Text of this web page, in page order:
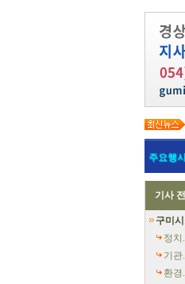
주요행
기사
구미
정치
기관
환경